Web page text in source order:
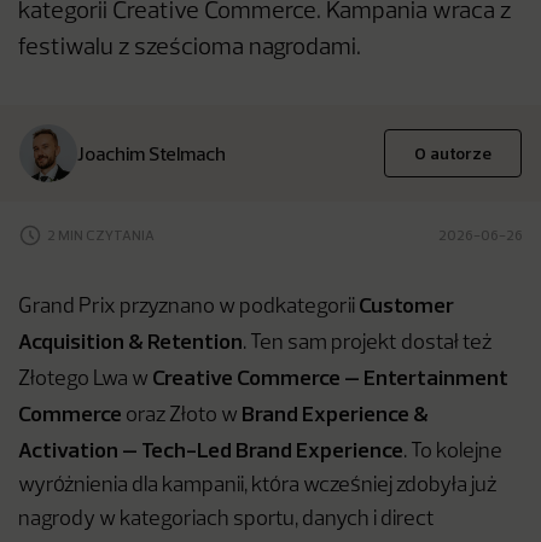
kategorii Creative Commerce. Kampania wraca z
festiwalu z sześcioma nagrodami.
Joachim Stelmach O autorze
2 MIN CZYTANIA 2026-06-26
Grand Prix przyznano w podkategorii Customer
Acquisition & Retention. Ten sam projekt dostał też
Złotego Lwa w Creative Commerce – Entertainment
Commerce oraz Złoto w Brand Experience &
Activation – Tech-Led Brand Experience. To kolejne
wyróżnienia dla kampanii, która wcześniej zdobyła już
nagrody w kategoriach sportu, danych i direct